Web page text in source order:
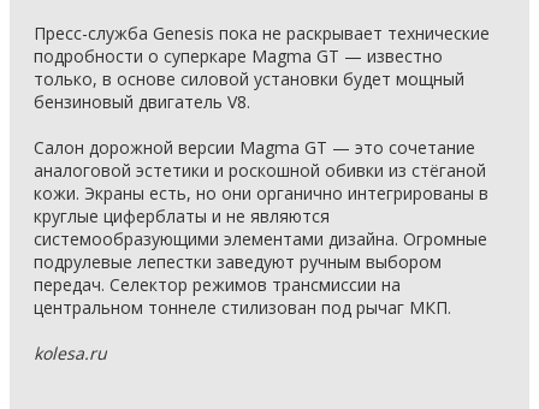
Пресс-служба Genesis пока не раскрывает технические
подробности о суперкаре Magma GT — известно
только, в основе силовой установки будет мощный
бензиновый двигатель V8.
Салон дорожной версии Magma GT — это сочетание
аналоговой эстетики и роскошной обивки из стёганой
кожи. Экраны есть, но они органично интегрированы в
круглые циферблаты и не являются
системообразующими элементами дизайна. Огромные
подрулевые лепестки заведуют ручным выбором
передач. Селектор режимов трансмиссии на
центральном тоннеле стилизован под рычаг МКП.
kolesa.ru